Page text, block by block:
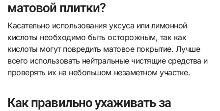
матовой плитки?
Касательно использования уксуса или лимонной
кислоты необходимо быть осторожным, так как
кислоты могут повредить матовое покрытие. Лучше
всего использовать нейтральные чистящие средства и
проверять их на небольшом незаметном участке.
Как правильно ухаживать за